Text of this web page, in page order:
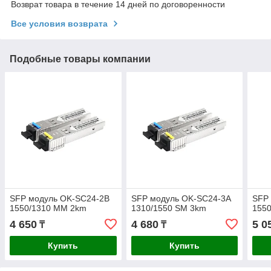
Возврат товара в течение 14 дней по договоренности
Все условия возврата
Подобные товары компании
SFP модуль OK-SC24-2В
1550/1310 MM 2km
4 650 ₸
Купить
SFP модуль OK-SC24-3A
1310/1550 SM 3km
4 680₸
Купить
SFP
5